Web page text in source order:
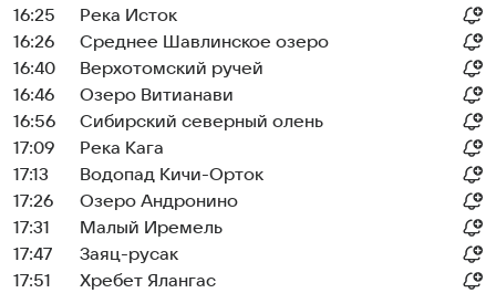
16:25
Река Исток
16:26
Среднее Шавлинское озеро
16:40
Верхотомский ручей
16:46
Озеро Витианави
16:56
Сибирский северный олень
17:09
Река Кага
17:13
Водопад Кичи-Орток
17:26
Озеро Андронино
17:31
Малый Иремель
17:47
Заяц-русак
17:51
Хребет Ялангас